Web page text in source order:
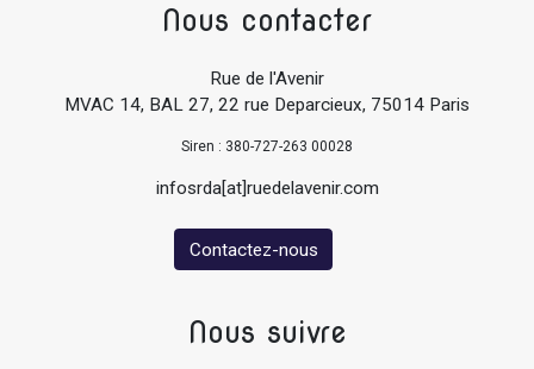
Nous contacter
Rue de l'Avenir
MVAC 14, BAL 27, 22 rue Deparcieux, 75014 Paris
Siren : 380-727-263 00028
infosrda[at]ruedelavenir.com
Contactez-nous
Nous suivre